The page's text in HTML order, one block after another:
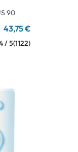
90
43,75 €
/ 5(1122)